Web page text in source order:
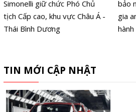
Simonelli giữ chức Phó Chủ
tịch Cấp cao, khu vực Châu Á -
Thái Bình Dương
bảo
gia
hành
TIN MỚI CẬP NHẬT